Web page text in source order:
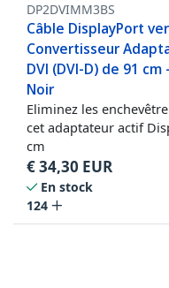
DP2DVIMM3BS
Câble DisplayPort
Convertisseur
DVI (DVI-D) de 91 cm
Noir
Eliminez les
cet adaptateur actif
cm
€34,30 EUR
En stock
124